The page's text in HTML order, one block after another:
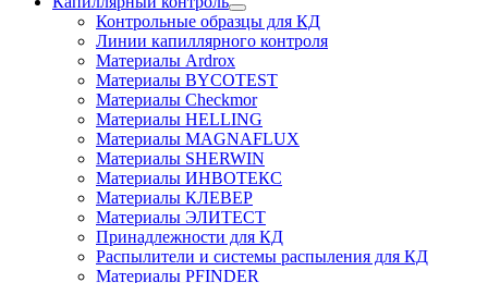
Контрольные образцы для КД
Линии капиллярного контроля
Материалы Ardrox
Материалы BYCOTEST
Материалы Checkmor
Материалы HELLING
Материалы MAGNAFLUX
Материалы SHERWIN
Материалы ИНВОТЕКС
Материалы КЛЕВЕР
Материалы ЭЛИТЕСТ
Принадлежности для КД
Распылители и системы распыления для КД
Материалы PFINDER